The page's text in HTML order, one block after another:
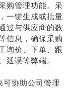
购管理功能。采
一键生成或批量
过与供应商的数
信息，确保采购
询价、下单、跟
延误等弊端。
协助公司管理